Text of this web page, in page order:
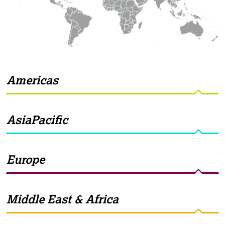
Americas
AsiaPacific
Europe
Middle East & Africa